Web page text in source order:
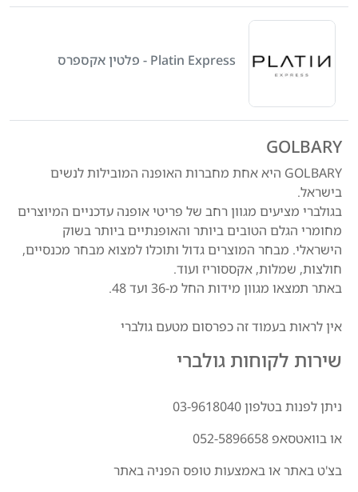
Platin Express - פלטין אקספרס
GOLBARY
GOLBARY היא אחת מחברות האופנה המובילות לנשים
בישראל.
בגולברי מציעים מגוון רחב של פריטי אופנה עדכניים המיוצרים
מחומרי הגלם הטובים ביותר והאופנתיים ביותר בשוק
הישראלי. מבחר המוצרים גדול ותוכלו למצוא מבחר מכנסיים,
חולצות, שמלות, אקססוריז ועוד.
באתר תמצאו מגוון מידות החל מ-36 ועד 48.
אין לראות בעמוד זה כפרסום מטעם גולברי
שירות לקוחות גולברי
ניתן לפנות בטלפון 03-9618040
או בוואטסאפ 052-5896658
בצ'ט באתר או באמצעות טופס הפניה באתר